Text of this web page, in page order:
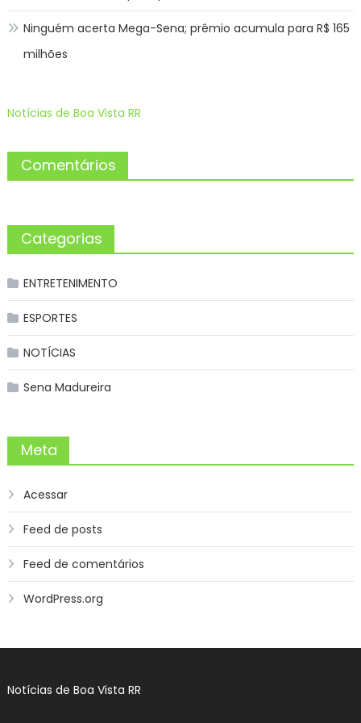
Ninguém acerta Mega-Sena; prêmio acumula para R$ 165
milhões
Notícias de Boa Vista RR
Comentários
Categorias
ENTRETENIMENTO
ESPORTES
NOTÍCIAS
Sena Madureira
Meta
Acessar
Feed de posts
Feed de comentários
WordPress.org
Notícias de Boa Vista RR